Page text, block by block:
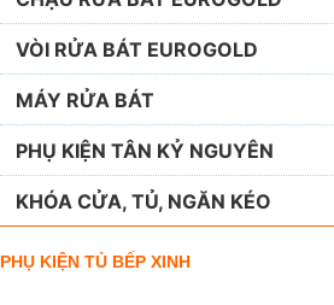
VÒI RỬA BÁT EUROGOLD
MÁY RỬA BÁT
PHỤ KIỆN TÂN KỶ NGUYÊN
KHÓA CỬA, TỦ, NGĂN KÉO
PHỤ KIỆN TỦ BẾP XINH